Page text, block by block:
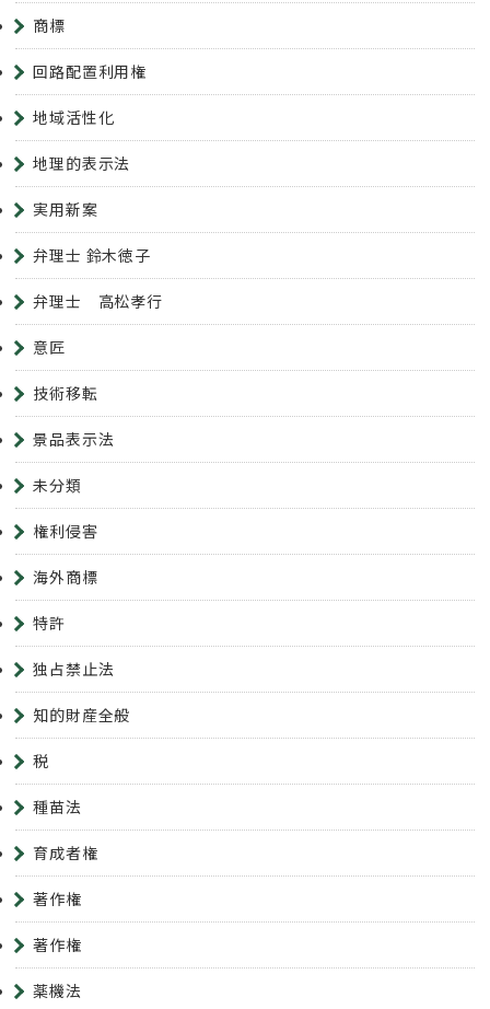
商標
回路配置利用権
地域活性化
地理的表示法
実用新案
弁理士 鈴木徳子
弁理士 高松孝行
意匠
技術移転
景品表示法
未分類
権利侵害
海外商標
特許
独占禁止法
知的財産全般
税
種苗法
育成者権
著作権
著作権
薬機法